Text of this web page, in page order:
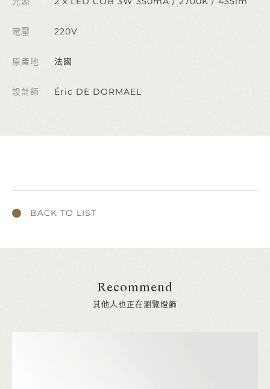
電壓 220V
原產地 法國
設計師 Éric DE DORMAEL
BACK TO LIST
Recommend
其他人也正在瀏覽燈飾